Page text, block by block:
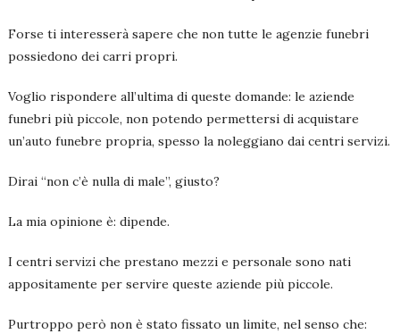
Forse ti interesserà sapere che non tutte le agenzie funebri
possiedono dei carri propri.
Voglio rispondere all’ultima di queste domande: le aziende
funebri più piccole, non potendo permettersi di acquistare
un’auto funebre propria, spesso la noleggiano dai centri servizi.
Dirai “non c’è nulla di male”, giusto?
La mia opinione è: dipende.
I centri servizi che prestano mezzi e personale sono nati
appositamente per servire queste aziende più piccole.
Purtroppo però non è stato fissato un limite, nel senso che: